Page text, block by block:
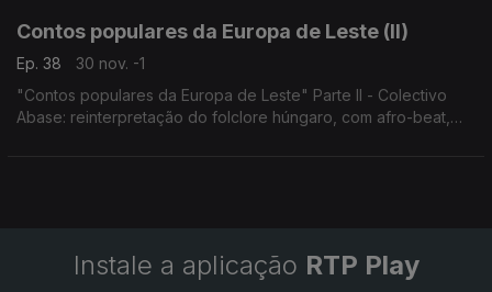
Contos populares da Europa de Leste (II)
Ep. 38
30 nov. -1
"Contos populares da Europa de Leste" Parte II - Colectivo
Abase: reinterpretação do folclore húngaro, com afro-beat,
Instale a aplicação RTP Play